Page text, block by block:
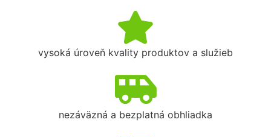
vysoká úroveň kvality produktov a služieb
nezáväzná a bezplatná obhliadka